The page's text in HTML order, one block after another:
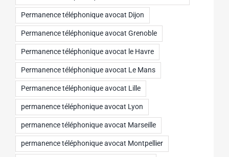
Permanence téléphonique avocat Dijon
Permanence téléphonique avocat Grenoble
Permanence téléphonique avocat le Havre
Permanence téléphonique avocat Le Mans
Permanence téléphonique avocat Lille
permanence téléphonique avocat Lyon
permanence téléphonique avocat Marseille
permanence téléphonique avocat Montpellier